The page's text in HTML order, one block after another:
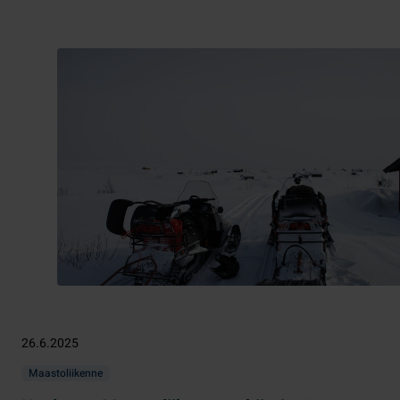
26.6.2025
Maastoliikenne